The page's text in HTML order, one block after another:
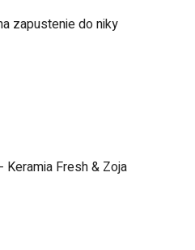
zapustenie do niky
Keramia Fresh & Zoja